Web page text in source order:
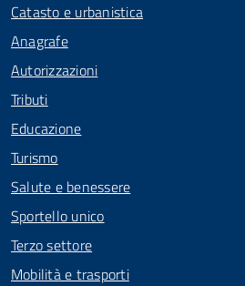
Catasto e urbanistica
Anagrafe
Autorizzazioni
Tributi
Educazione
Turismo
Salute e benessere
Sportello unico
Terzo settore
Mobilità e trasporti